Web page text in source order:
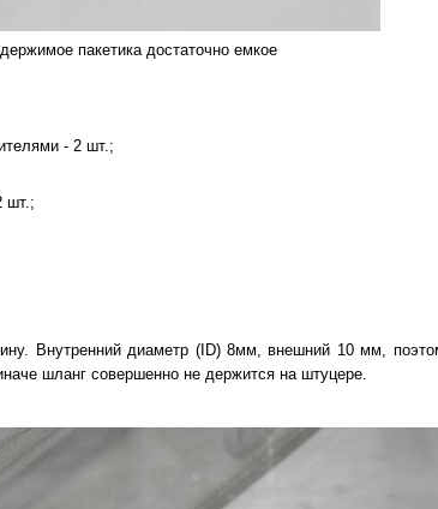
пакетика достаточно емкое
- 2 шт.;
шт.;
Внутренний диаметр (ID) 8мм, внешний 10 мм,
шланг совершенно не держится на штуцере.